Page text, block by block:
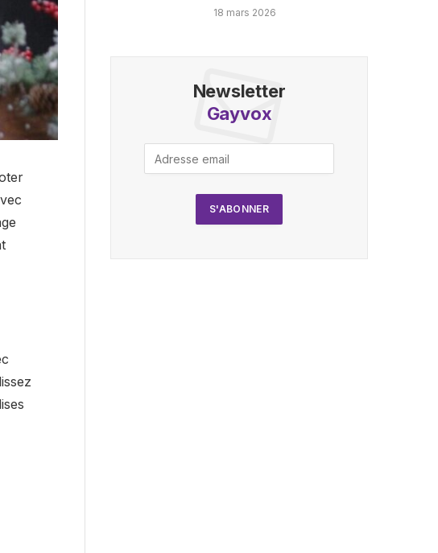
18 mars 2026
Newsletter
Gayvox